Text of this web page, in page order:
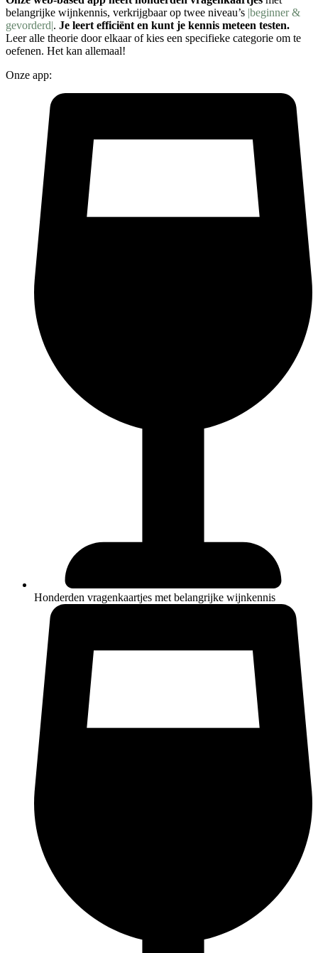
belangrijke wijnkennis, verkrijgbaar op twee niveau’s |beginner &
gevorderd| . Je leert efficiënt en kunt je kennis meteen testen.
Leer alle theorie door elkaar of kies een specifieke categorie om te
oefenen. Het kan allemaal!
Onze app:
Honderden vragenkaartjes met belangrijke wijnkennis